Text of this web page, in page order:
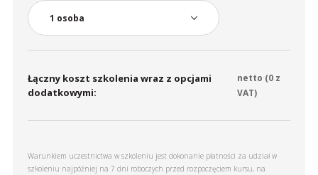
Łączny koszt szkolenia wraz z opcjami
dodatkowymi:
netto (0z
VAT)
Warunkiem uczestnictwa w szkoleniu jest dokonanie płatności za udział w
szkoleniu najpóźniej na 7 dni roboczych przed rozpoczęciem kursu, na